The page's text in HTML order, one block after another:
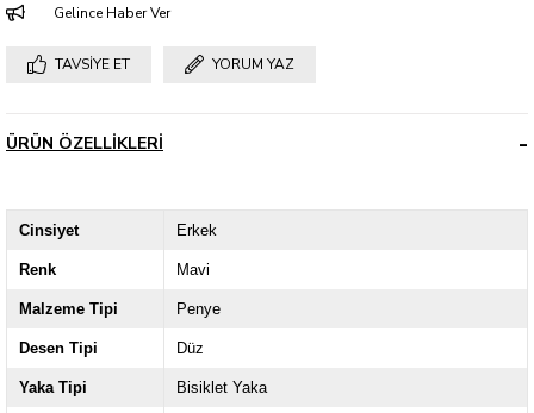
Gelince Haber Ver
TAVSIYE ET YORUM YAZ
ÜRÜN ÖZELLIKLERI
Cinsiyet Erkek
Renk Mavi
Malzeme Tipi Penye
Desen Tipi Düz
Yaka Tipi Bisiklet Yaka